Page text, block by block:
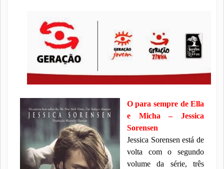
O para sempre de Ella
e Micha – Jessica
Sorensen
Jessica Sorensen está de
volta com o segundo
volume da série, três